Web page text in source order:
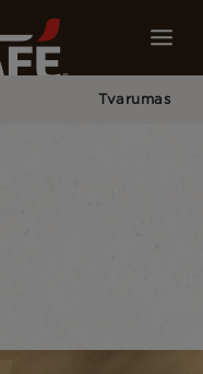
Tvarumas